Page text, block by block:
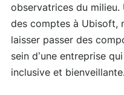
observatrices du milieu.
des comptes à Ubisoft,
laisser passer des
sein d’une entreprise
inclusive et bienveillante.